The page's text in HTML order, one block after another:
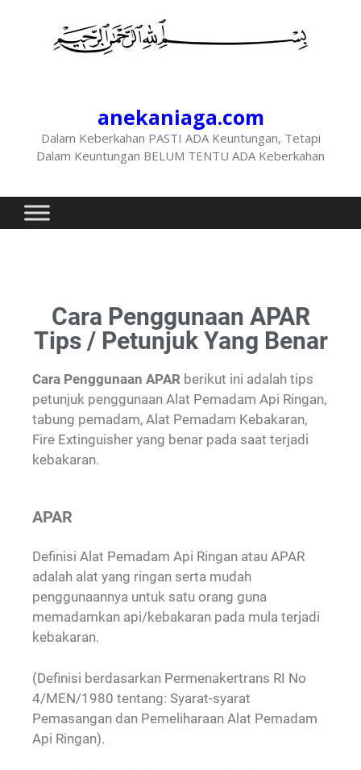
anekaniaga.com
Dalam Keberkahan PASTI ADA Keuntungan, Tetapi
Dalam Keuntungan BELUM TENTU ADA Keberkahan
Cara Penggunaan APAR
Tips / Petunjuk Yang Benar
Cara Penggunaan APAR berikut ini adalah tips
petunjuk penggunaan Alat Pemadam Api Ringan,
tabung pemadam, Alat Pemadam Kebakaran,
Fire Extinguisher yang benar pada saat terjadi
kebakaran.
APAR
Definisi Alat Pemadam Api Ringan atau APAR
adalah alat yang ringan serta mudah
penggunaannya untuk satu orang guna
memadamkan api/kebakaran pada mula terjadi
kebakaran.
(Definisi berdasarkan Permenakertrans RI No
4/MEN/1980 tentang: Syarat-syarat
Pemasangan dan Pemeliharaan Alat Pemadam
Api Ringan).